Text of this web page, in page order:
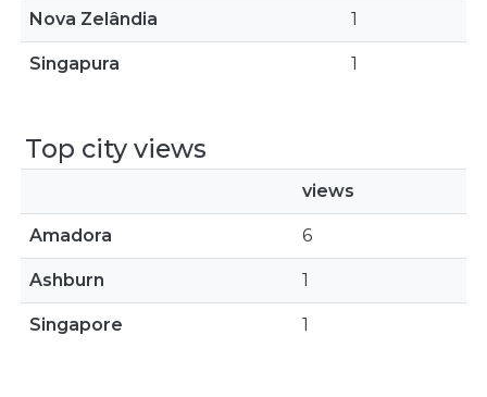
Nova Zelândia 1
Singapura 1
Top city views
views
Amadora 6
Ashburn 1
Singapore 1